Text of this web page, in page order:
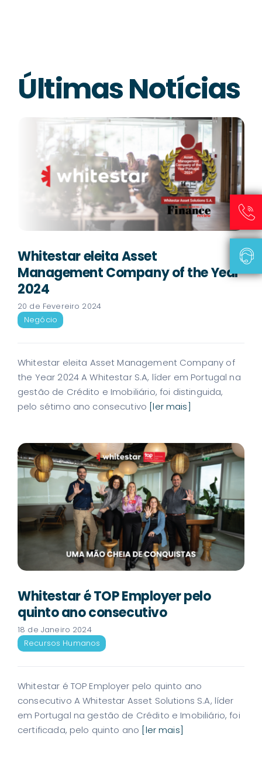
Últimas Notícias
Whitestar eleita Asset
Management Company of the Year
2024
20 de Fevereiro 2024
Negócio
Whitestar eleita Asset Management Company of
the Year 2024 A Whitestar S.A, líder em Portugal na
gestão de Crédito e Imobiliário, foi distinguida,
pelo sétimo ano consecutivo [ler mais]
Whitestar é TOP Employer pelo
quinto ano consecutivo
18 de Janeiro 2024
Recursos Humanos
Whitestar é TOP Employer pelo quinto ano
consecutivo A Whitestar Asset Solutions S.A, líder
em Portugal na gestão de Crédito e Imobiliário, foi
certificada, pelo quinto ano [ler mais]